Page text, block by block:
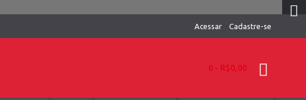
Acessar Cadastre-se
0 - R$0,00